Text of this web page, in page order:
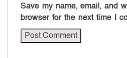
Save my name, email, and
browser for the next time I